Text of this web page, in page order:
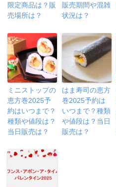
限定商品は？販
売場所は？
販売期間や混雑
状況は？
ミニストップの
恵方巻2025予
約はいつまで？
種類や値段は？
当日販売は？
はま寿司の恵方
巻2025予約は
いつまで？種類
や値段は？当日
販売は？